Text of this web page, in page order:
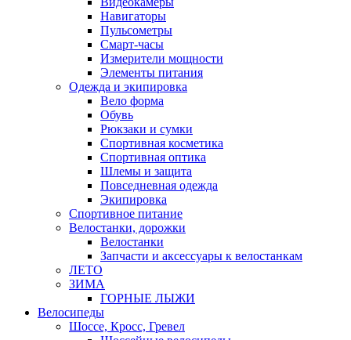
Навигаторы
Пульсометры
Смарт-часы
Измерители мощности
Элементы питания
Одежда и экипировка
Вело форма
Обувь
Рюкзаки и сумки
Спортивная косметика
Спортивная оптика
Шлемы и защита
Повседневная одежда
Экипировка
Спортивное питание
Велостанки, дорожки
Велостанки
Запчасти и аксессуары к велостанкам
ЛЕТО
ЗИМА
ГОРНЫЕ ЛЫЖИ
Велосипеды
Шоссе, Кросс, Гревел